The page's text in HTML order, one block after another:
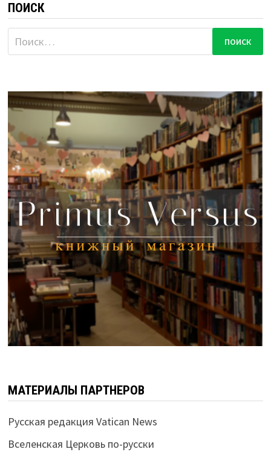
ПОИСК
Найти:
МАТЕРИАЛЫ ПАРТНЕРОВ
Русская редакция Vatican News
Вселенская Церковь по-русски